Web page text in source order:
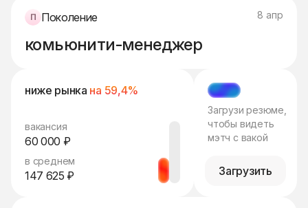
Поколение 8 апр
комьюнити-менеджер
ниже рынка на 59,4%
вакансия
60 000 ₽
в среднем
147 625 ₽
МЭТЧ
Загрузи резюме,
чтобы видеть
мэтч с вакой
Загрузить